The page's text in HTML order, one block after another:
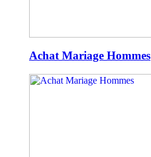
Achat Mariage Hommes